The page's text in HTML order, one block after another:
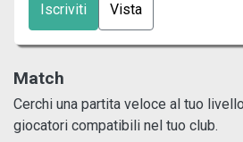
Iscriviti Vista
Match
Cerchi una partita veloce al tuo
giocatori compatibili nel tuo club.